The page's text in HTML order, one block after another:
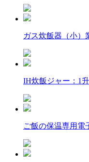
ガス炊飯器（小）
IH炊飯ジャー：1
ご飯の保温専用電